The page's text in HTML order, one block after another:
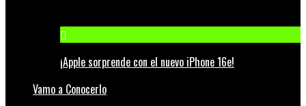
¡Apple sorprende con el nuevo iPhone 16e!
Vamo a Conocerlo